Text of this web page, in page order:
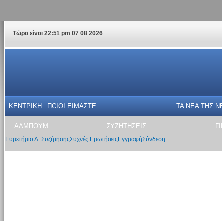
Τώρα είναι 22:51 pm 07 08 2026
ΚΕΝΤΡΙΚΗ ΠΟΙΟΙ ΕΙΜΑΣΤΕ ΤΑ ΝΕΑ THΣ
ΑΛΜΠΟΥΜ ΣΥΖΗΤΗΣΕΙΣ
Ευρετήριο Δ. ΣυζήτησηςΣυχνές Ερωτήσεις ΕγγραφήΣύνδεση